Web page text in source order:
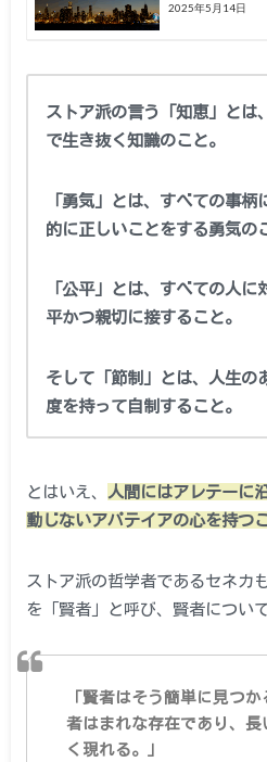
2025年5月14日
ストア派の言う「知恵」とは
で生き抜く知識のこと。
「勇気」とは、すべての事
的に正しいことをする勇気の
「公平」とは、すべての人
平かつ親切に接すること。
そして「節制」とは、人生の
度を持って自制すること。
とはいえ、
人間にはアレテーに
動じないアパテイアの心を持つ
ストア派の哲学者であるセネカ
を「賢者」と呼び、賢者につい
「賢者はそう簡単に見つ
者はまれな存在であり、
く現れる。」